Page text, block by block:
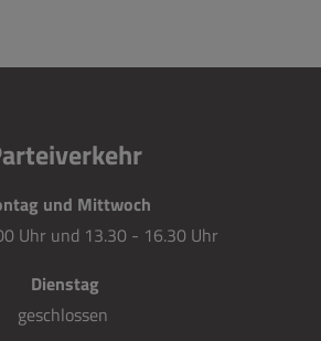
und Mittwoch
Uhr und 13.30 - 16.30 Uhr
Dienstag
geschlossen